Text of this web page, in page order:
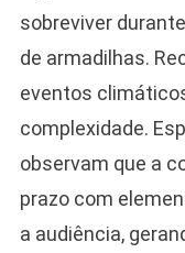
sobreviver
de armadilhas.
eventos
complexidade.
observam que a
prazo com
a audiência,